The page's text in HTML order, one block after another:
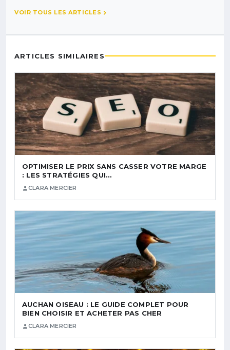
VOIR TOUS LES ARTICLES
ARTICLES SIMILAIRES
OPTIMISER LE PRIX SANS CASSER VOTRE MARGE
: LES STRATÉGIES QUI…
CLARA MERCIER
AUCHAN OISEAU : LE GUIDE COMPLET POUR
BIEN CHOISIR ET ACHETER PAS CHER
CLARA MERCIER